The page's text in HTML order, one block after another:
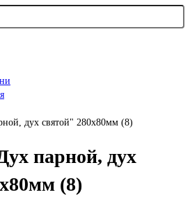
дух святой" 280х80мм (8)
парной, дух
(8)